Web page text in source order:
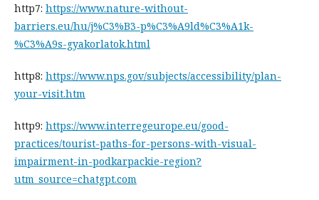
http7: https://www.nature-without-
barriers.eu/hu/j%C3%B3-p%C3%A9ld%C3%A1k-
%C3%A9s-gyakorlatok.html
http8: https://www.nps.gov/subjects/accessibility/plan-
your-visit.htm
http9: https://www.interregeurope.eu/good-
practices/tourist-paths-for-persons-with-visual-
impairment-in-podkarpackie-region?
utm_source=chatgpt.com